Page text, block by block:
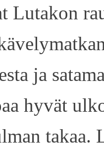
Lutakon
ja
hyvät